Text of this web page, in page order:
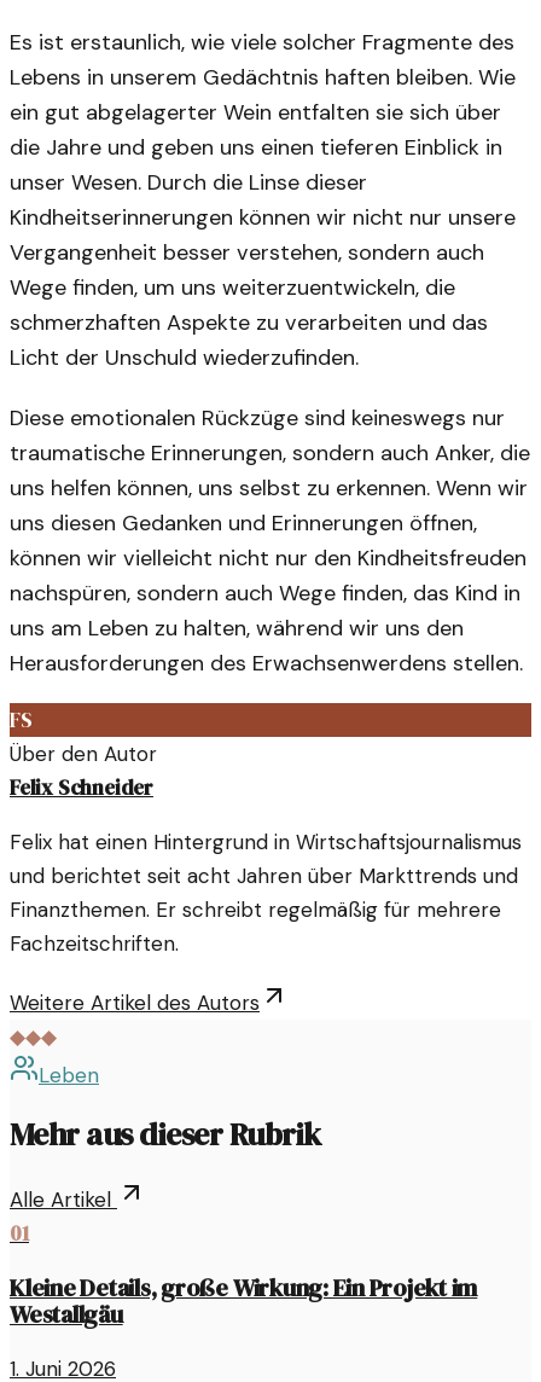
Es ist erstaunlich, wie viele solcher Fragmente des
Lebens in unserem Gedächtnis haften bleiben. Wie
ein gut abgelagerter Wein entfalten sie sich über
die Jahre und geben uns einen tieferen Einblick in
unser Wesen. Durch die Linse dieser
Kindheitserinnerungen können wir nicht nur unsere
Vergangenheit besser verstehen, sondern auch
Wege finden, um uns weiterzuentwickeln, die
schmerzhaften Aspekte zu verarbeiten und das
Licht der Unschuld wiederzufinden.
Diese emotionalen Rückzüge sind keineswegs nur
traumatische Erinnerungen, sondern auch Anker, die
uns helfen können, uns selbst zu erkennen. Wenn wir
uns diesen Gedanken und Erinnerungen öffnen,
können wir vielleicht nicht nur den Kindheitsfreuden
nachspüren, sondern auch Wege finden, das Kind in
uns am Leben zu halten, während wir uns den
Herausforderungen des Erwachsenwerdens stellen.
FS
Über den Autor
Felix Schneider
Felix hat einen Hintergrund in Wirtschaftsjournalismus
und berichtet seit acht Jahren über Markttrends und
Finanzthemen. Er schreibt regelmäßig für mehrere
Fachzeitschriften.
Weitere Artikel des Autors
◆◆◆
Leben
Mehr aus dieser Rubrik
Alle Artikel
01
Kleine Details, große Wirkung: Ein Projekt im
Westallgäu
1. Juni 2026